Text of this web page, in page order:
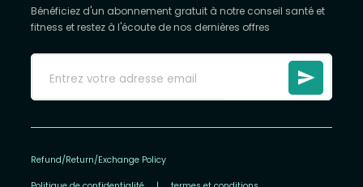
Bénéficiez d'un abonnement gratuit à notre conseil santé et
fitness et restez à l'écoute de nos dernières offres
Refund/Return/Exchange Policy